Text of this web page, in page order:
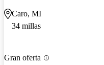
Caro, MI
34 millas
Gran oferta